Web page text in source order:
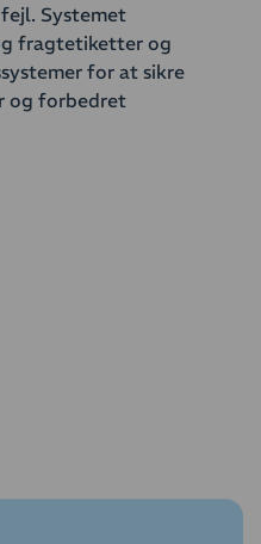
Systemet
fragtetiketter og
for at sikre
og forbedret